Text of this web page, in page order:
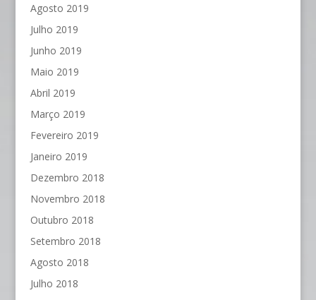
Agosto 2019
Julho 2019
Junho 2019
Maio 2019
Abril 2019
Março 2019
Fevereiro 2019
Janeiro 2019
Dezembro 2018
Novembro 2018
Outubro 2018
Setembro 2018
Agosto 2018
Julho 2018